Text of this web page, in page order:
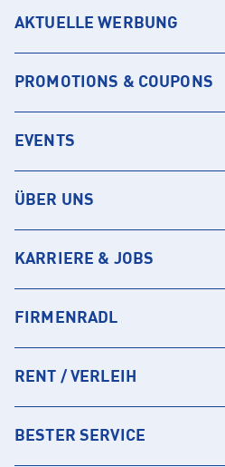
AKTUELLE WERBUNG
PROMOTIONS & COUPONS
EVENTS
ÜBER UNS
KARRIERE & JOBS
FIRMENRADL
RENT / VERLEIH
BESTER SERVICE